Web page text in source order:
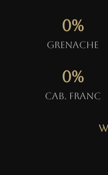
Grenache
0%
Cab. Franc
0%